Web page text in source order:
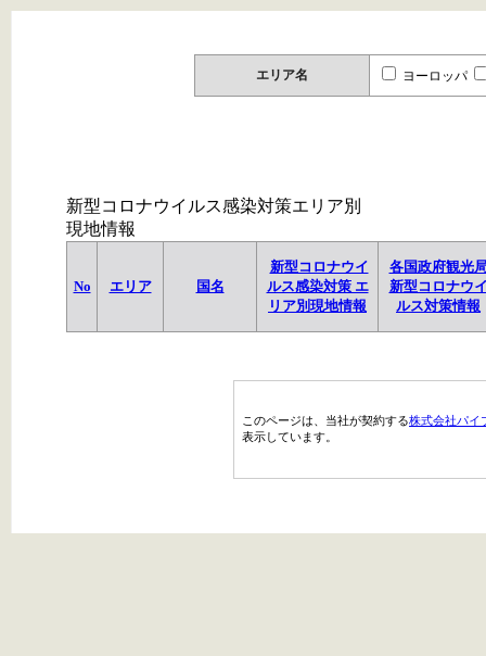
エリア名 ヨーロッパ
新型コロナウイルス感染対策エリア別
現地情報
No エリア 国名
新型コロナウイ
ルス感染対策 エ
リア別現地情報
各国政府観光
新型コロナウ
ルス対策情報
このページは、当社が契約する株式会社パイ
表示しています。